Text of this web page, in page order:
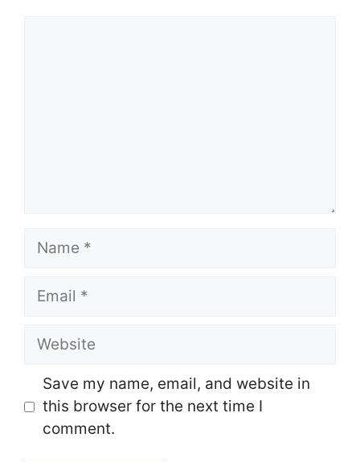
Name
Email
Website
Save my name, email, and website in
this browser for the next time I
comment.